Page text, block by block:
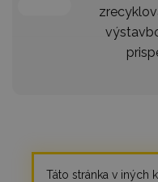
Táto stránka v iných